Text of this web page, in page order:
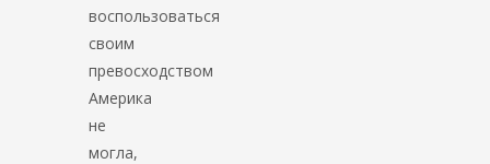
воспользоваться
своим
превосходством
Америка
не
могла,